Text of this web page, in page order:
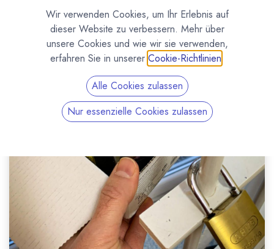
Wir verwenden Cookies, um Ihr Erlebnis auf
dieser Website zu verbessern. Mehr über
unsere Cookies und wie wir sie verwenden,
erfahren Sie in unserer Cookie-Richtlinien
Alle Cookies zulassen
Nur essenzielle Cookies zulassen